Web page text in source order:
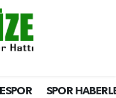
SPOR